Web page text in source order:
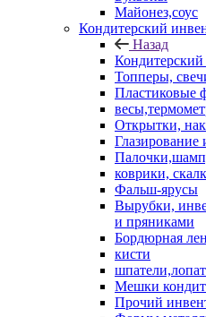
Майонез,соус
Кондитерский
Назад
Кондитерский
Топперы,
Пластиковые
Открытки,
Глазирование
коврики,
Фальш-ярусы
Вырубки,
и пряниками
Бордюрная
кисти
Мешки
Прочий